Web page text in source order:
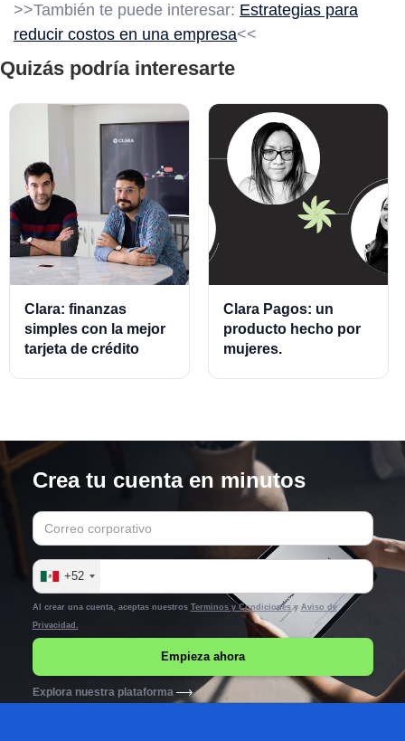
>>También te puede interesar: Estrategias para
reducir costos en una empresa<<
Quizás podría interesarte
Clara: finanzas
simples con la mejor
tarjeta de crédito
Clara Pagos: un
producto hecho por
mujeres.
Crea tu cuenta en minutos
+52
Al crear una cuenta, aceptas nuestros Terminos y Condicionesy Aviso de
Privacidad.
Explora nuestra plataforma